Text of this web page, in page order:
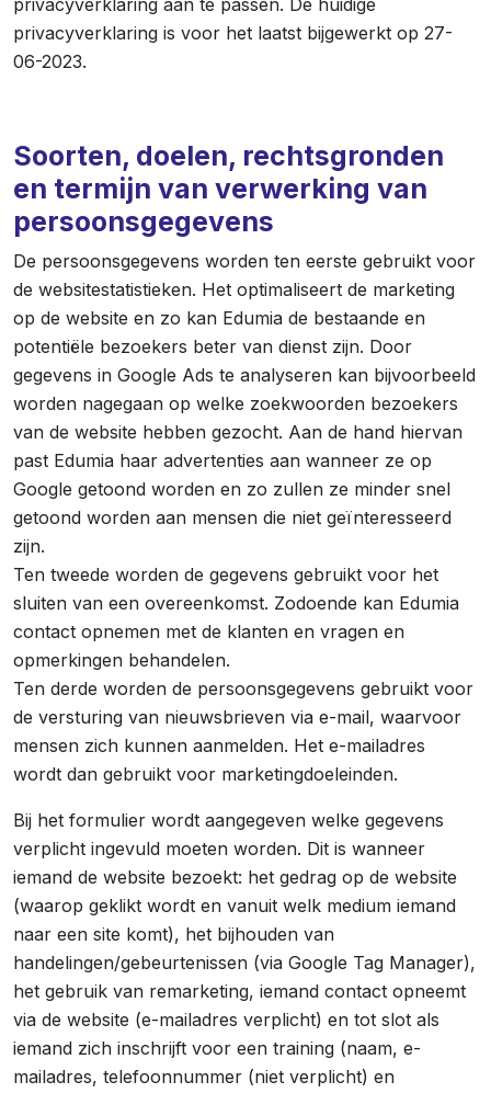
privacyverklaring aan te passen. De huidige
privacyverklaring is voor het laatst bijgewerkt op 27-
06-2023.
Soorten, doelen, rechtsgronden
en termijn van verwerking van
persoonsgegevens
De persoonsgegevens worden ten eerste gebruikt voor
de websitestatistieken. Het optimaliseert de marketing
op de website en zo kan Edumia de bestaande en
potentiële bezoekers beter van dienst zijn. Door
gegevens in Google Ads te analyseren kan bijvoorbeeld
worden nagegaan op welke zoekwoorden bezoekers
van de website hebben gezocht. Aan de hand hiervan
past Edumia haar advertenties aan wanneer ze op
Google getoond worden en zo zullen ze minder snel
getoond worden aan mensen die niet geïnteresseerd
zijn.
Ten tweede worden de gegevens gebruikt voor het
sluiten van een overeenkomst. Zodoende kan Edumia
contact opnemen met de klanten en vragen en
opmerkingen behandelen.
Ten derde worden de persoonsgegevens gebruikt voor
de versturing van nieuwsbrieven via e-mail, waarvoor
mensen zich kunnen aanmelden. Het e-mailadres
wordt dan gebruikt voor marketingdoeleinden.
Bij het formulier wordt aangegeven welke gegevens
verplicht ingevuld moeten worden. Dit is wanneer
iemand de website bezoekt: het gedrag op de website
(waarop geklikt wordt en vanuit welk medium iemand
naar een site komt), het bijhouden van
handelingen/gebeurtenissen (via Google Tag Manager),
het gebruik van remarketing, iemand contact opneemt
via de website (e-mailadres verplicht) en tot slot als
iemand zich inschrijft voor een training (naam, e-
mailadres, telefoonnummer (niet verplicht) en